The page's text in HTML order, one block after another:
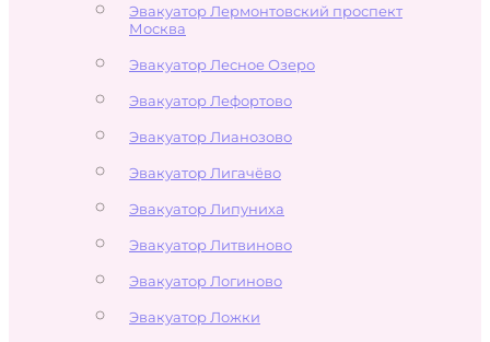
Эвакуатор Лермонтовский проспект
Москва
Эвакуатор Лесное Озеро
Эвакуатор Лефортово
Эвакуатор Лианозово
Эвакуатор Лигачёво
Эвакуатор Липуниха
Эвакуатор Литвиново
Эвакуатор Логиново
Эвакуатор Ложки